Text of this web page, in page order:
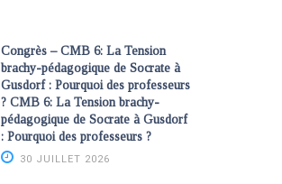
Congrès – CMB 6: La Tension
brachy-pédagogique de Socrate à
Gusdorf : Pourquoi des professeurs
? CMB 6: La Tension brachy-
pédagogique de Socrate à Gusdorf
: Pourquoi des professeurs ?
30 JUILLET 2026